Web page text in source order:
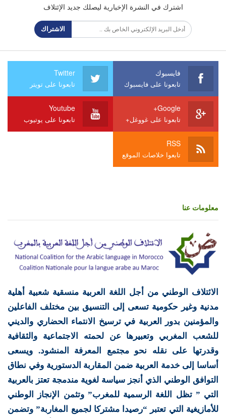
اشترك في النشرة الإخبارية ليصلك جديد الإئتلاف
الاشتراك
فايسبوك
تابعونا على فايسبوك
Twitter
تابعونا على تويتر
Google+
تابعونا على غووغل+
Youtube
تابعونا على يوتيوب
RSS
تابعوا خلاصات الموقع
معلومات عنا
الائتلاف الوطني من أجل اللغة العربية منسقية شعبية أهلية
مدنية وغير حكومية تسعى إلى التنسيق بين مختلف الفاعلين
والمؤمنين بدور العربية في ترسيخ الانتماء الحضاري والديني
للشعب المغربي وتعبيرها عن لحمته الاجتماعية والثقافية
وقدرتها على نقله نحو مجتمع المعرفة المنشود. ويسعى
أساسا إلى خدمة العربية ضمن المقاربة الدستورية وفي نطاق
التوافق الوطني الذي أنجز سياسة لغوية مندمجة تعتز بالعربية
التي ” تظل اللغة الرسمية للمغرب” وتثمن الإنجاز الوطني
للأمازيغية التي تعتبر “رصيدا مشتركا لجميع المغاربة” وتضمن